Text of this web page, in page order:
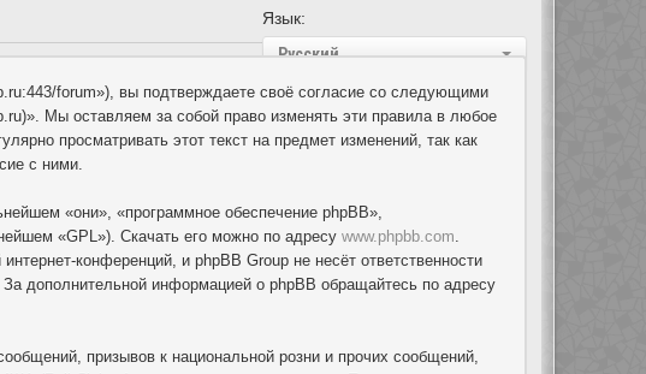
Язык:
Русский
forum»), вы подтверждаете своё согласие со следующими
Мы оставляем за собой право изменять эти правила в любое
просматривать этот текст на предмет изменений, так как
с ними.
«они», «программное обеспечение phpBB»,
«GPL»). Скачать его можно по адресу www.phpbb.com.
конференций, и phpBB Group не несёт ответственности
дополнительной информацией о phpBB обращайтесь по адресу
призывов к национальной розни и прочих сообщений,